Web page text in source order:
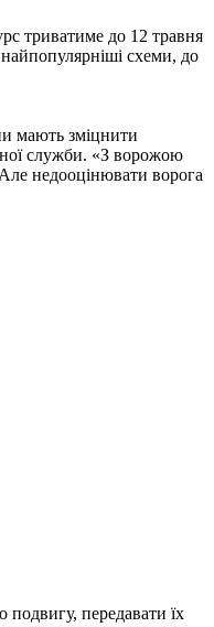
триватиме до 12 травня
схеми, до
мають зміцнити
служби. «З ворожою
недооцінювати ворога
подвигу, передавати їх